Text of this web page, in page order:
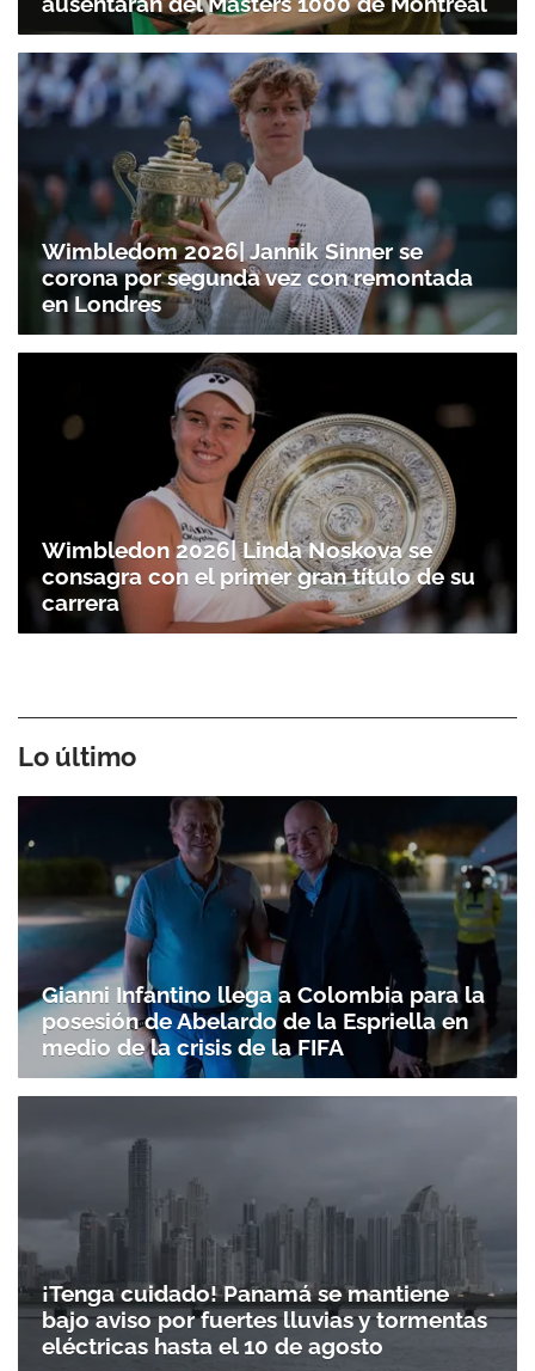
Wimbledom 2026| Jannik Sinner se
corona por segunda vez con remontada
en Londres
Wimbledon 2026| Linda Noskova se
consagra con el primer gran título de su
carrera
Lo último
Gianni Infantino llega a Colombia para la
posesión de Abelardo de la Espriella en
medio de la crisis de la FIFA
¡Tenga cuidado! Panamá se mantiene
bajo aviso por fuertes lluvias y tormentas
eléctricas hasta el 10 de agosto